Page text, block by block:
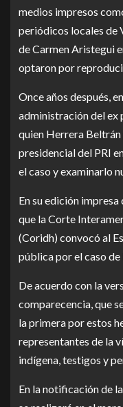
medios impresos
periódicos locales de
de Carmen Aristegui
optaron por
Once años después,
administración del ex
quien Herrera
presidencial del PRI
el caso y examinarlo
En su edición
que la Corte
(Coridh) convocó al
pública por el caso
De acuerdo con la
comparecencia, que
la primera por estos
representantes de la
indígena, testigos y
En la notificación de